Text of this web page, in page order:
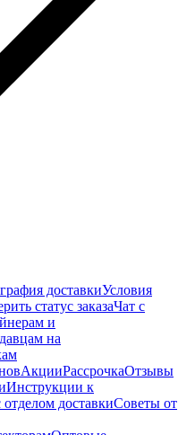
доставкиУсловия
статус заказаЧат с
и
на
АкцииРассрочкаОтзывы
Инструкции к
отделом доставкиСоветы от